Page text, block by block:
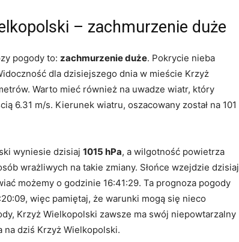
– zachmurzenie duże
pogody to: zachmurzenie duże. Pokrycie nieba
dla dzisiejszego dnia w mieście Krzyż
Warto mieć również na uwadze wiatr, który
6.31 m/s. Kierunek wiatru, oszacowany został na 101
wyniesie dzisiaj 1015 hPa, a wilgotność powietrza
wrażliwych na takie zmiany. Słońce wzejdzie dzisiaj
możemy o godzinie 16:41:29. Ta prognoza pogody
więc pamiętaj, że warunki mogą się nieco
Krzyż Wielkopolski zawsze ma swój niepowtarzalny
dziś Krzyż Wielkopolski.